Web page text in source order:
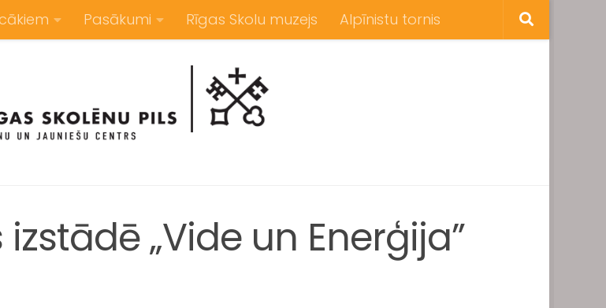
Pasākumi Rīgas Skolu muzejs Alpīnistu tornis
„Vide un Enerģija”